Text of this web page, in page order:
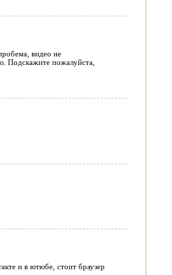
видео не
Подскажите пожалуйста,
и в ютюбе, стоит браузер